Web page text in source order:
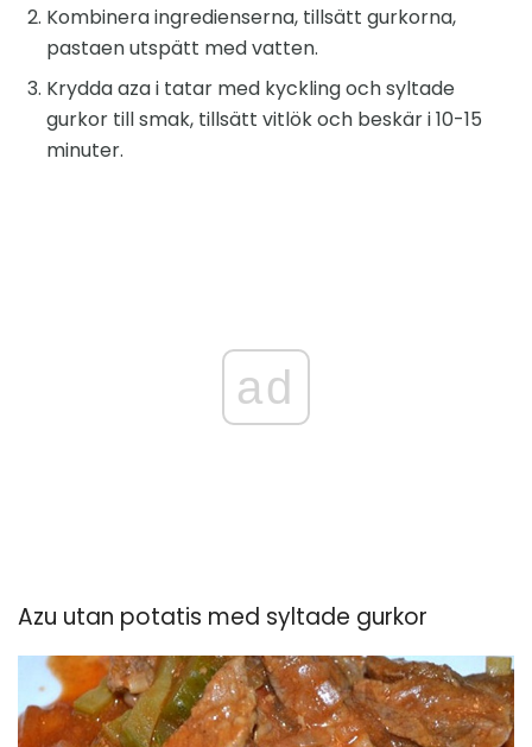
Kombinera ingredienserna, tillsätt gurkorna,
pastaen utspätt med vatten.
Krydda aza i tatar med kyckling och syltade
gurkor till smak, tillsätt vitlök och beskär i 10-15
minuter.
ad
Azu utan potatis med syltade gurkor